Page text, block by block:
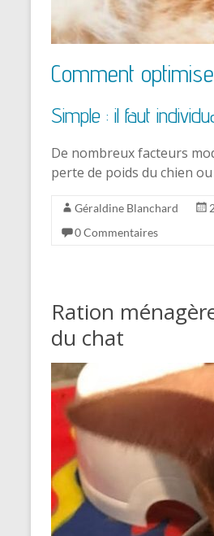
Comment
Simple : il faut
De nombreux facteurs
perte de poids du chien
Géraldine Blanchard
0 Commentaires
Ration
du chat